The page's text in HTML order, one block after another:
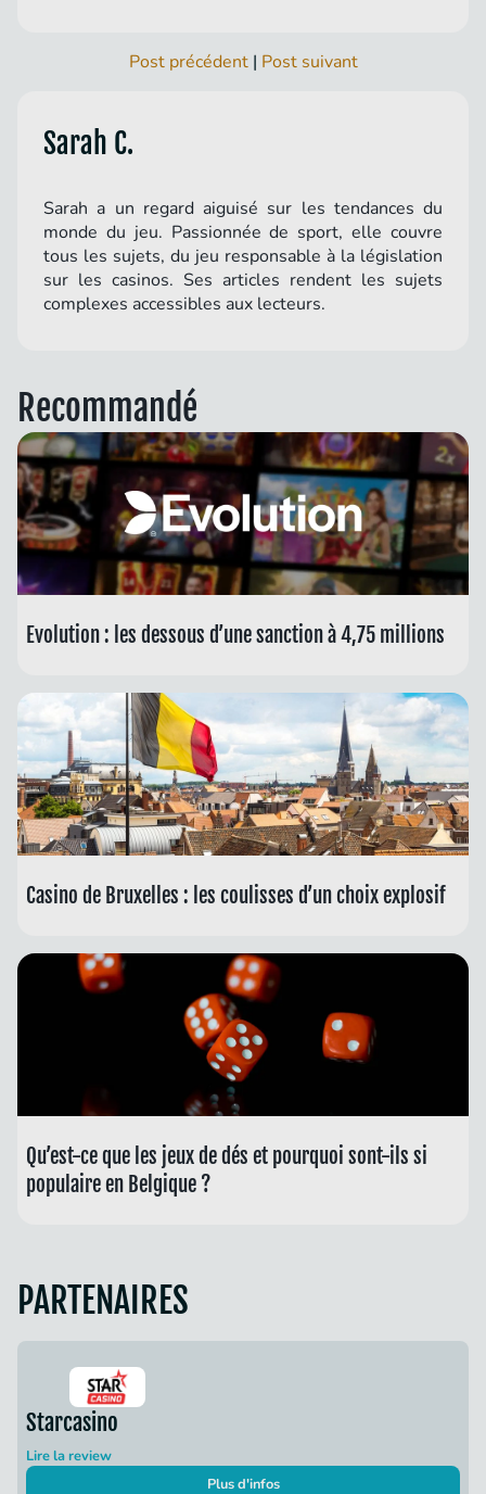
Post précédent| Post suivant
Sarah C.
Sarah a un regard aiguisé sur les tendances du
monde du jeu. Passionnée de sport, elle couvre
tous les sujets, du jeu responsable à la législation
sur les casinos. Ses articles rendent les sujets
complexes accessibles aux lecteurs.
Recommandé
Evolution : les dessous d’une sanction à 4,75 millions
Casino de Bruxelles : les coulisses d’un choix explosif
Qu’est-ce que les jeux de dés et pourquoi sont-ils si
populaire en Belgique ?
PARTENAIRES
Starcasino
Lire la review
Plus d'infos